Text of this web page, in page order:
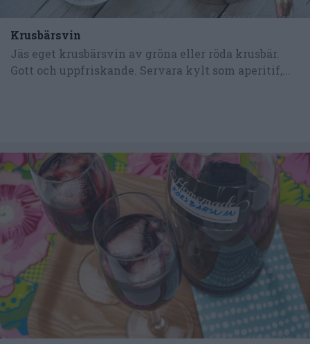
Krusbärsvin
Jäs eget krusbärsvin av gröna eller röda krusbär.
Gott och uppfriskande. Servara kylt som aperitif,...